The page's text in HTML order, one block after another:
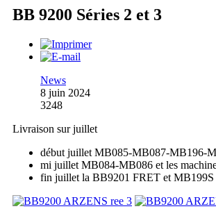
BB 9200 Séries 2 et 3
News
8 juin 2024
3248
Livraison sur juillet
début juillet MB085-MB087-MB196-
mi juillet MB084-MB086 et les
fin juillet la BB9201 FRET et MB199S